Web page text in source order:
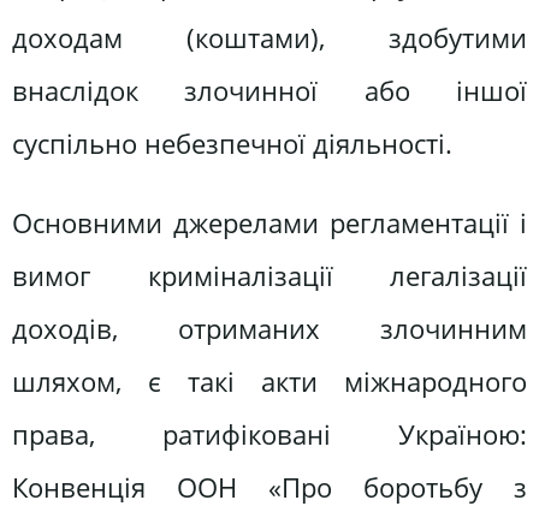
доходам (коштами), здобутими
внаслідок злочинної або іншої
суспільно небезпечної діяльності.
Основними джерелами регламентації і
вимог криміналізації легалізації
доходів, отриманих злочинним
шляхом, є такі акти міжнародного
права, ратифіковані Україною:
Конвенція ООН «Про боротьбу з